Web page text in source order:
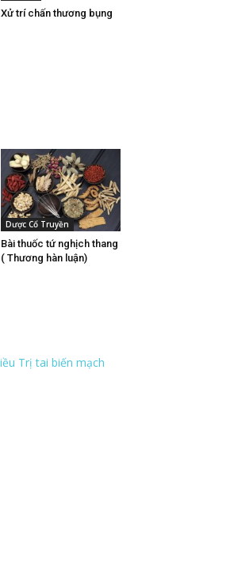
Xử trí chấn thương bụng
Dược Cổ Truyền
Bài thuốc tứ nghịch thang
( Thương hàn luận)